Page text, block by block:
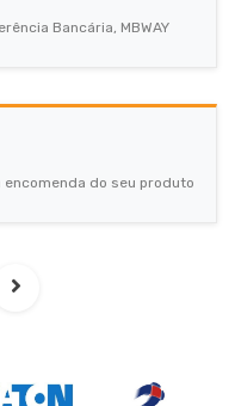
Bancária, MBWAY
encomenda do seu produto